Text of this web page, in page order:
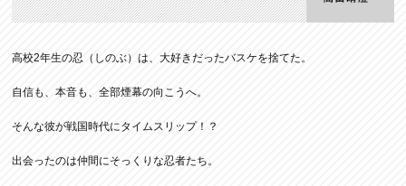
高校2年生の忍（しのぶ）は、大好きだったバスケを捨てた。
自信も、本音も、全部煙幕の向こうへ。
そんな彼が戦国時代にタイムスリップ！？
出会ったのは仲間にそっくりな忍者たち。